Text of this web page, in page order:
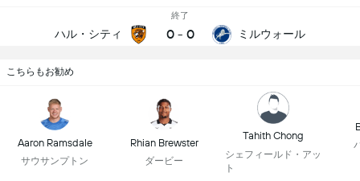
ハル・シティ
終了
0 - 0 ミルウォール
こちらもお勧め
Aaron Ramsdale
サウサンプトン
Rhian Brewster
ダービー
Tahith Chong
シェフィールド・アッ
ト